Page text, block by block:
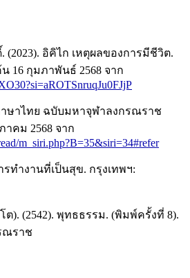
(2023). อิคิไก เหตุผลของการมีชีวิต.
16 กุมภาพันธ์ 2568 จาก
ษาไทย ฉบับมหาจุฬาลงกรณราช
คม 2568 จาก
m_siri.php?B=35&siri=34#refer
ทำงานที่เป็นสุข. กรุงเทพฯ:
). (2542). พุทธธรรม. (พิมพ์ครั้งที่ 8).
ณราช